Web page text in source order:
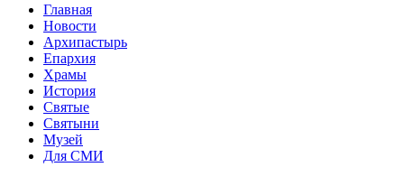
Главная
Новости
Архипастырь
Епархия
Храмы
История
Святые
Святыни
Музей
Для СМИ